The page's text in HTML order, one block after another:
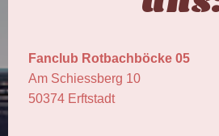
Fanclub Rotbachböcke 05
Am Schiessberg 10
50374 Erftstadt